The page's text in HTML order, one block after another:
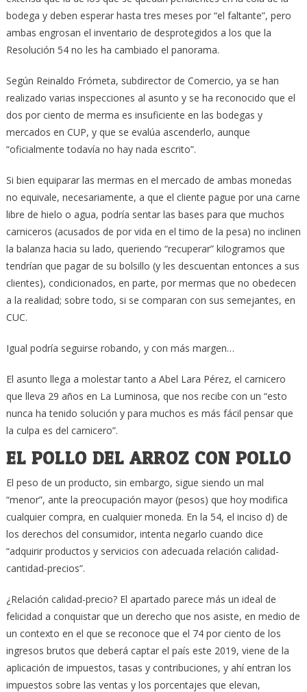
bodega y deben esperar hasta tres meses por “el faltante”, pero
ambas engrosan el inventario de desprotegidos a los que la
Resolución 54 no les ha cambiado el panorama.
Según Reinaldo Frómeta, subdirector de Comercio, ya se han
realizado varias inspecciones al asunto y se ha reconocido que el
dos por ciento de merma es insuficiente en las bodegas y
mercados en CUP, y que se evalúa ascenderlo, aunque
“oficialmente todavía no hay nada escrito”.
Si bien equiparar las mermas en el mercado de ambas monedas
no equivale, necesariamente, a que el cliente pague por una carne
libre de hielo o agua, podría sentar las bases para que muchos
carniceros (acusados de por vida en el timo de la pesa) no inclinen
la balanza hacia su lado, queriendo “recuperar” kilogramos que
tendrían que pagar de su bolsillo (y les descuentan entonces a sus
clientes), condicionados, en parte, por mermas que no obedecen
a la realidad; sobre todo, si se comparan con sus semejantes, en
CUC.
Igual podría seguirse robando, y con más margen…
El asunto llega a molestar tanto a Abel Lara Pérez, el carnicero
que lleva 29 años en La Luminosa, que nos recibe con un “esto
nunca ha tenido solución y para muchos es más fácil pensar que
la culpa es del carnicero”.
EL POLLO DEL ARROZ CON POLLO
El peso de un producto, sin embargo, sigue siendo un mal
“menor”, ante la preocupación mayor (pesos) que hoy modifica
cualquier compra, en cualquier moneda. En la 54, el inciso d) de
los derechos del consumidor, intenta negarlo cuando dice
“adquirir productos y servicios con adecuada relación calidad-
cantidad-precios”.
¿Relación calidad-precio? El apartado parece más un ideal de
felicidad a conquistar que un derecho que nos asiste, en medio de
un contexto en el que se reconoce que el 74 por ciento de los
ingresos brutos que deberá captar el país este 2019, viene de la
aplicación de impuestos, tasas y contribuciones, y ahí entran los
impuestos sobre las ventas y los porcentajes que elevan,